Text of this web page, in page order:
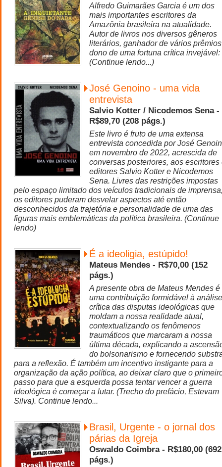
Alfredo Guimarães Garcia é um dos
mais importantes escritores da
Amazônia brasileira na atualidade.
Autor de livros nos diversos gêneros
literários, ganhador de vários
dono de uma fortuna crítica invejável:
(Continue lendo...)
José Genoino - uma vida
entrevista
Salvio Kotter / Nicodemos Sena -
R$89,70 (208 págs.)
Este livro é fruto de uma extensa
entrevista concedida por José
em novembro de 2022, acrescida de
conversas posteriores, aos escritores
editores Salvio Kotter e Nicodemos
Sena. Livres das restrições impostas
pelo espaço limitado dos veículos tradicionais de
os editores puderam desvelar aspectos até então
desconhecidos da trajetória e personalidade de uma das
figuras mais emblemáticas da política brasileira. (Continue
lendo)
É a ideoligia, estúpido!
Mateus Mendes - R$70,00 (152
págs.)
A presente obra de Mateus Mendes é
uma contribuição formidável à análise
crítica das disputas ideológicas que
moldam a nossa realidade atual,
contextualizando os fenômenos
traumáticos que marcaram a nossa
última década, explicando a
do bolsonarismo e fornecendo
para a reflexão. É também um incentivo instigante para a
organização da ação política, ao deixar claro que o
passo para que a esquerda possa tentar vencer a guerra
ideológica é começar a lutar. (Trecho do prefácio, Estevam
Silva). Continue lendo...
Brasil, Urgente - o jornal dos
párias da Igreja
Oswaldo Coimbra - R$180,00 (692
págs.)